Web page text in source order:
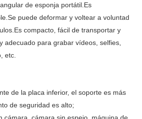
de esponja portátil.Es
puede deformar y voltear a voluntad
compacto, fácil de transportar y
adecuado para grabar vídeos, selfies,
etc.
de la placa inferior, el soporte es más
de seguridad es alto;
cámara, cámara sin espejo, máquina de